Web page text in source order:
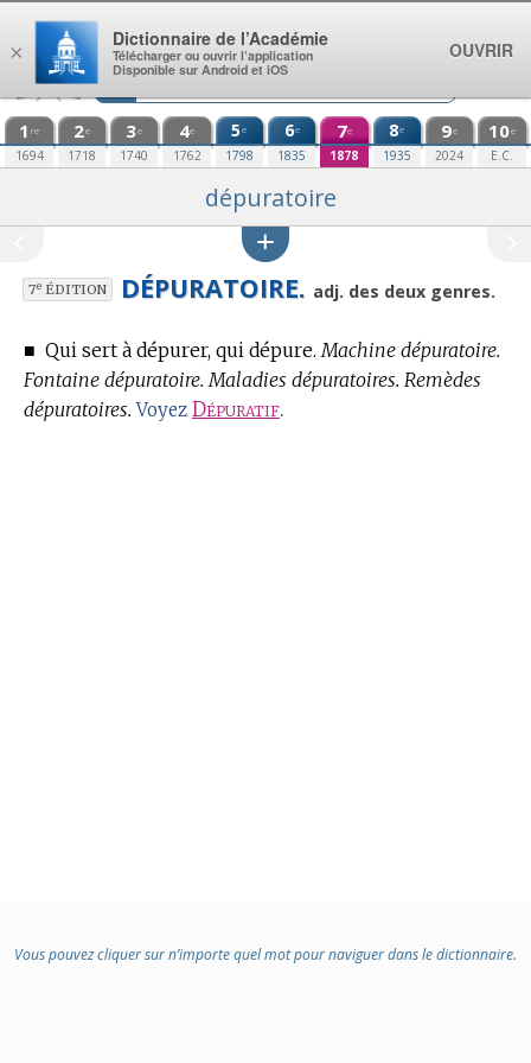
Aller au contenu
1 re
1694
2e
1718
3e
1740
4e
1762
5e
1798
6e
1835
7e
1878
8e
1935
9e
2024
10e
E.C.
dépuratoire
7eÉDITION DÉPURATOIRE. adj. des deux genres.
■ Qui sert à dépurer, qui dépure. Machine dépuratoire.
Fontaine dépuratoire. Maladies dépuratoires. Remèdes
dépuratoires. Voyez Dépuratif.
Vous pouvez cliquer sur n’importe quel mot pour naviguer dans le dictionnaire.
×
Dictionnaire de l’Académie
Télécharger ou ouvrir l’application
Disponible sur Android et iOS
OUVRIR